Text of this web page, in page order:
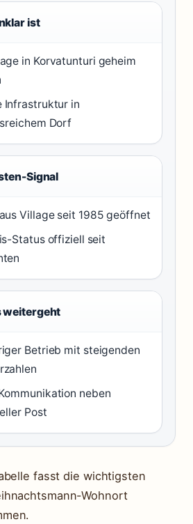
ist
in Korvatunturi geheim
Infrastruktur in
Dorf
Signal
Village seit 1985 geöffnet
Status offiziell seit
weitergeht
Betrieb mit steigenden
neben
Post
fasst die wichtigsten
Wohnort